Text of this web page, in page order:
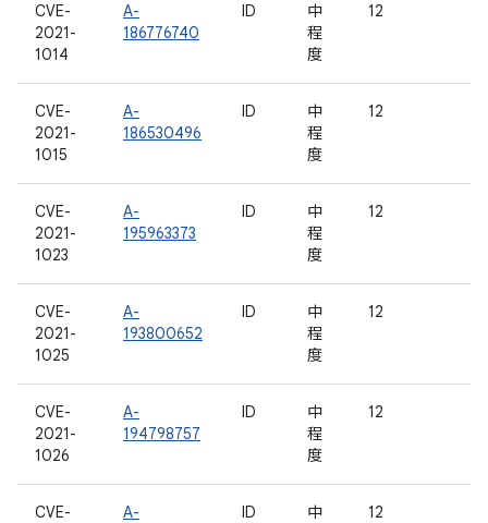
CVE-
2021-
1014
A-
186776740
ID
中
程
度
12
CVE-
2021-
1015
A-
186530496
ID
中
程
度
12
CVE-
2021-
1023
A-
195963373
ID
中
程
度
12
CVE-
2021-
1025
A-
193800652
ID
中
程
度
12
CVE-
2021-
1026
A-
194798757
ID
中
程
度
12
CVE-
A-
ID
中
12